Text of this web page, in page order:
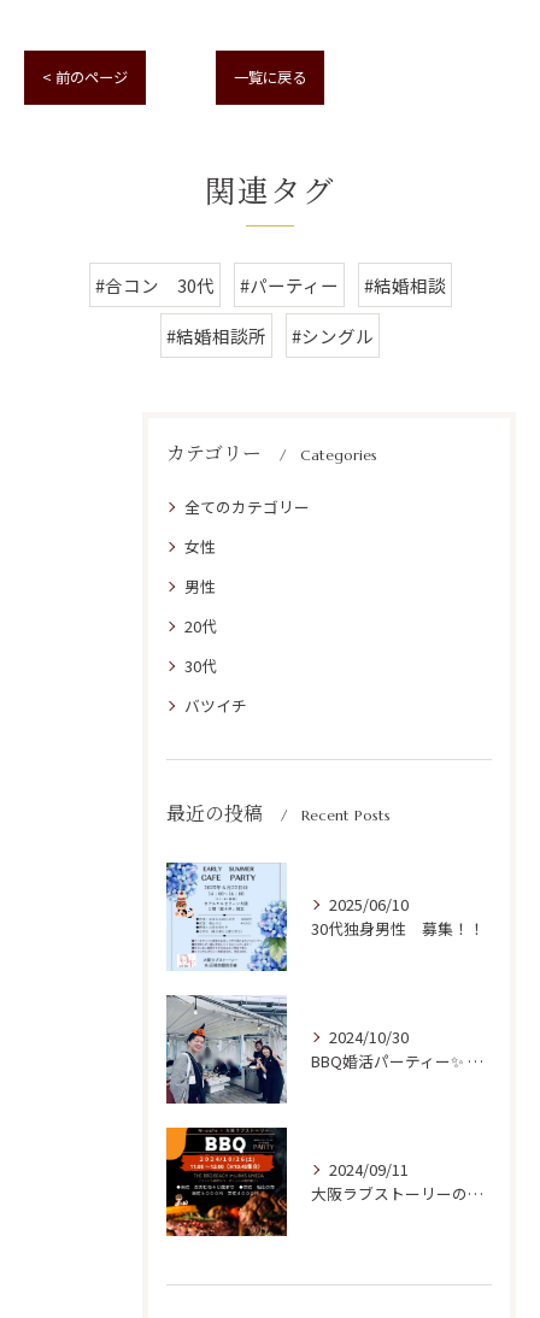
< 前のページ 一覧に戻る
関連タグ
#合コン 30代 #パーティー
#結婚相談
#結婚相談所
#シングル
カテゴリー Categories
全てのカテゴリー
女性
男性
20代
30代
バツイチ
最近の投稿 Recent Posts
2025/06/10
30代独身男性 募集！！
2024/10/30
BBQ婚活パーティー✨ 開催ご報告！
2024/09/11
大阪ラブストーリーの初リアルParty開催✨